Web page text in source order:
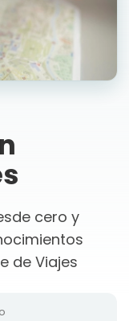
cero y
de Viajes